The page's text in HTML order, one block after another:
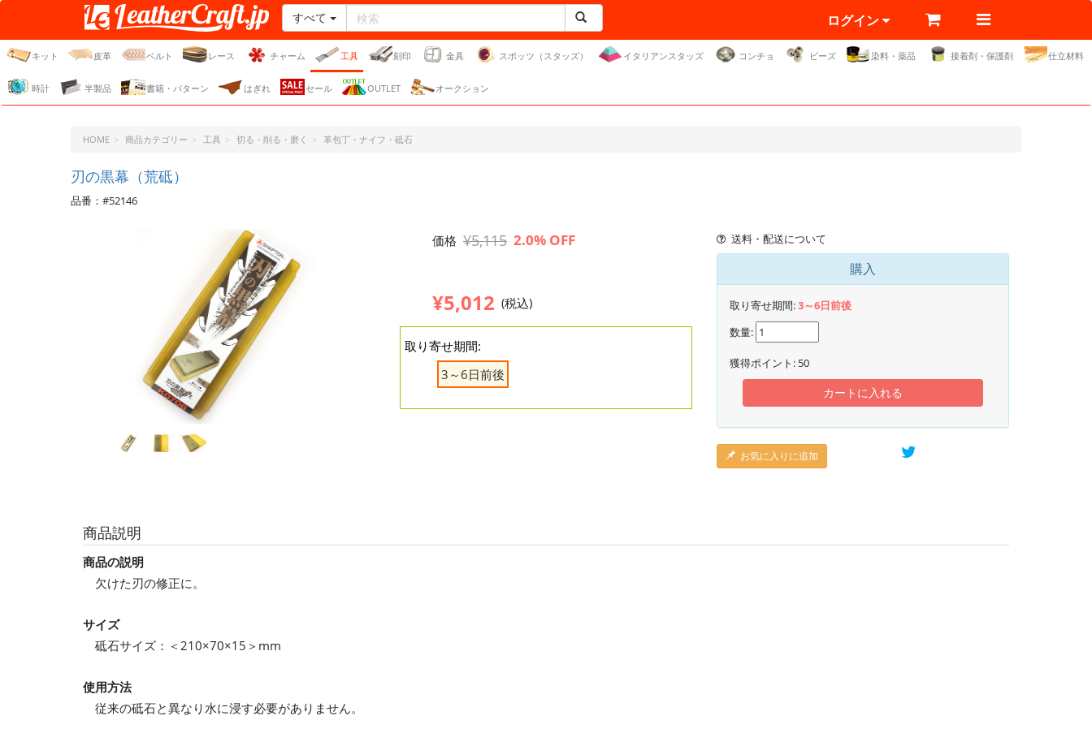
レザークラフト・ドット・
ジェーピー
すべて ログイン
キット 皮革 ベルト レース チャーム 工具 刻印 金具 スポッツ（スタッズ） イタリアンスタッズ コンチョ ビーズ 染料・薬品 接着剤・保護剤 仕立材料
時計 半製品 書籍・パターン はぎれ セール OUTLET オークション
HOME 商品カテゴリー 工具 切る・削る・磨く 革包丁・ナイフ・砥石
刃の黒幕（荒砥）
品番：#52146
価格 ¥5,115 2.0% OFF
¥5,012 (税込)
取り寄せ期間:
3～6日前後
送料・配送について
購入
取り寄せ期間:3～6日前後
数量:
獲得ポイント: 50
カートに入れる
お気に入りに追加
商品説明
商品の説明
欠けた刃の修正に。
サイズ
砥石サイズ：＜210×70×15＞mm
使用方法
従来の砥石と異なり水に浸す必要がありません。